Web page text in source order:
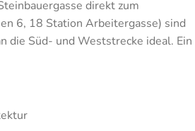
direkt zum
6, 18 Station Arbeitergasse) sind
die Süd- und Weststrecke ideal. Ein